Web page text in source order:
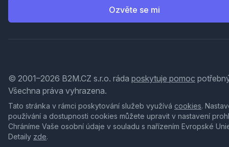
Ozvěte se mi
© 2001–2026 B2M.CZ s.r.o. ráda poskytuje pomoc
Všechna práva vyhrazena.
Tato stránka v rámci poskytování služeb využívá cookies.
používání a dostupnosti cookies můžete upravit v nastavení
Chráníme Vaše osobní údaje v souladu s nařízením Evropské
Detaily zde.